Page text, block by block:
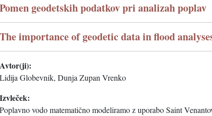
Pomen geodetskih podatkov pri analizah poplav
The importance of geodetic data in flood
Avtor(ji):
Lidija Globevnik, Dunja Zupan Vrenko
Izvleček:
Poplavno vodo matematično modeliramo z uporabo Saint